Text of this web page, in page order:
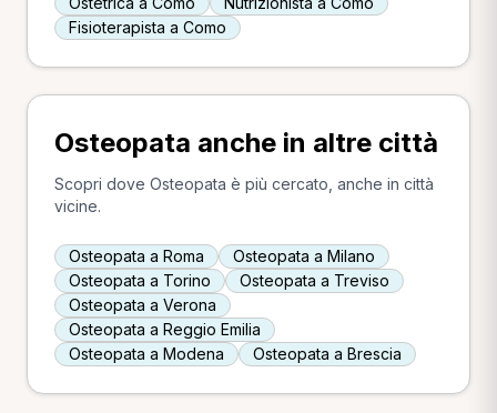
Fisioterapista a Como
Osteopata anche in altre città
Scopri dove Osteopata è più cercato, anche in città
vicine.
Osteopata a Roma
Osteopata a Milano
Osteopata a Torino
Osteopata a Treviso
Osteopata a Verona
Osteopata a Reggio Emilia
Osteopata a Modena
Osteopata a Brescia